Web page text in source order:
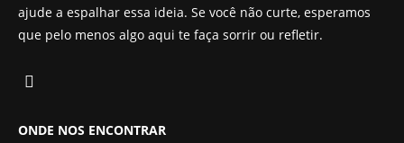
ajude a espalhar essa ideia. Se você não curte, esperamos
que pelo menos algo aqui te faça sorrir ou refletir.
ONDE NOS ENCONTRAR